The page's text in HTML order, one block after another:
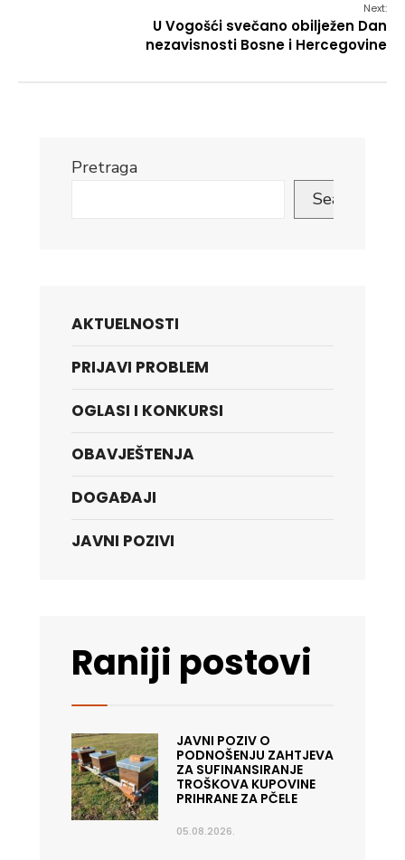
Next:
U Vogošći svečano obilježen Dan
nezavisnosti Bosne i Hercegovine
Pretraga
Search
AKTUELNOSTI
PRIJAVI PROBLEM
OGLASI I KONKURSI
OBAVJEŠTENJA
DOGAĐAJI
JAVNI POZIVI
Raniji postovi
JAVNI POZIV O
PODNOŠENJU ZAHTJEVA
ZA SUFINANSIRANJE
TROŠKOVA KUPOVINE
PRIHRANE ZA PČELE
05.08.2026.